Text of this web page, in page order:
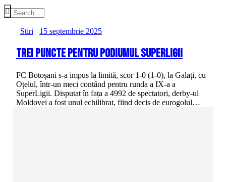
Stiri 15 septembrie 2025
Trei puncte pentru podiumul SuperLigii
FC Botoșani s-a impus la limită, scor 1-0 (1-0), la Galați, cu
Oțelul, într-un meci contând pentru runda a IX-a a
SuperLigii. Disputat în fața a 4992 de spectatori, derby-ul
Moldovei a fost unul echilibrat, fiind decis de eurogolul…